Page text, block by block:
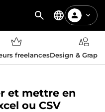
freelancesDesign &
et mettre en
ou CSV